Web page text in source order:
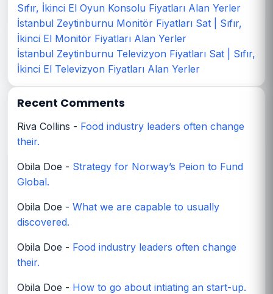
Sıfır, İkinci El Oyun Konsolu Fiyatları Alan Yerler
İstanbul Zeytinburnu Monitör Fiyatları Sat | Sıfır,
İkinci El Monitör Fiyatları Alan Yerler
İstanbul Zeytinburnu Televizyon Fiyatları Sat | Sıfır,
İkinci El Televizyon Fiyatları Alan Yerler
Recent Comments
Riva Collins - Food industry leaders often change
their.
Obila Doe - Strategy for Norway’s Peion to Fund
Global.
Obila Doe - What we are capable to usually
discovered.
Obila Doe - Food industry leaders often change
their.
Obila Doe - How to go about intiating an start-up.